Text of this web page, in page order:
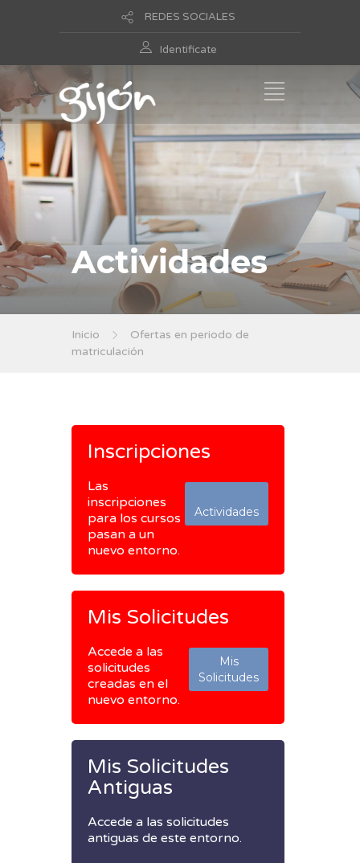
REDES SOCIALES
Identificate
Actividades
Inicio
Ofertas en periodo de
matriculación
Inscripciones
Las
inscripciones
para los cursos
pasan a un
nuevo entorno.
Actividades
Mis Solicitudes
Accede a las
solicitudes
creadas en el
nuevo entorno.
Mis
Solicitudes
Mis Solicitudes
Antiguas
Accede a las solicitudes
antiguas de este entorno.